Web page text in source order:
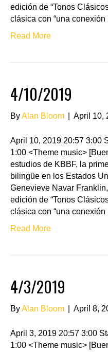
edición de “Tonos
clásica con “una
Read More
4/10/2019
ByAlan Bloom April 10,
April 10, 2019 20:57 3:00
1:00 <Theme music>
estudios de KBBF, la
bilingüe en los Estados
Genevieve Navar
edición de “Tonos
clásica con “una
Read More
4/3/2019
ByAlan Bloom April 8,
April 3, 2019 20:57 3:00
1:00 <Theme music>